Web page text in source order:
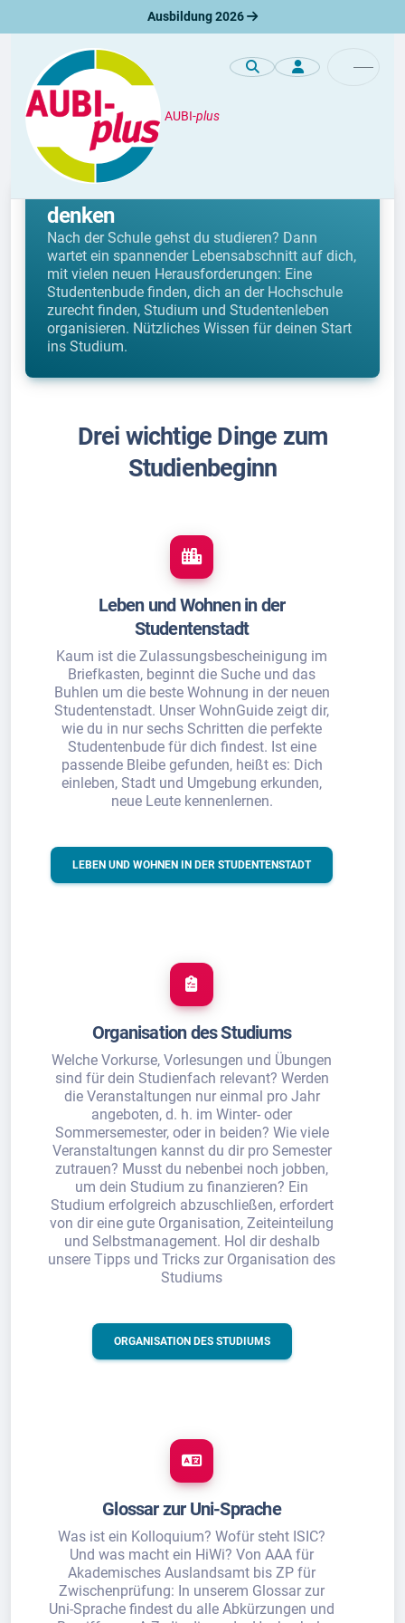
Ausbildung 2026
AUBI-plus
Studium
Studienbeginn: Daran musst du
denken
Nach der Schule gehst du studieren? Dann
wartet ein spannender Lebensabschnitt auf dich,
mit vielen neuen Herausforderungen: Eine
Studentenbude finden, dich an der Hochschule
zurecht finden, Studium und Studentenleben
organisieren. Nützliches Wissen für deinen Start
ins Studium.
Drei wichtige Dinge zum
Studienbeginn
Leben und Wohnen in der
Studentenstadt
Kaum ist die Zulassungsbescheinigung im
Briefkasten, beginnt die Suche und das
Buhlen um die beste Wohnung in der neuen
Studentenstadt. Unser WohnGuide zeigt dir,
wie du in nur sechs Schritten die perfekte
Studentenbude für dich findest. Ist eine
passende Bleibe gefunden, heißt es: Dich
einleben, Stadt und Umgebung erkunden,
neue Leute kennenlernen.
LEBEN UND WOHNEN IN DER STUDENTENSTADT
Organisation des Studiums
Welche Vorkurse, Vorlesungen und Übungen
sind für dein Studienfach relevant? Werden
die Veranstaltungen nur einmal pro Jahr
angeboten, d. h. im Winter- oder
Sommersemester, oder in beiden? Wie viele
Veranstaltungen kannst du dir pro Semester
zutrauen? Musst du nebenbei noch jobben,
um dein Studium zu finanzieren? Ein
Studium erfolgreich abzuschließen, erfordert
von dir eine gute Organisation, Zeiteinteilung
und Selbstmanagement. Hol dir deshalb
unsere Tipps und Tricks zur Organisation des
Studiums
ORGANISATION DES STUDIUMS
Glossar zur Uni-Sprache
Was ist ein Kolloquium? Wofür steht ISIC?
Und was macht ein HiWi? Von AAA für
Akademisches Auslandsamt bis ZP für
Zwischenprüfung: In unserem Glossar zur
Uni-Sprache findest du alle Abkürzungen und